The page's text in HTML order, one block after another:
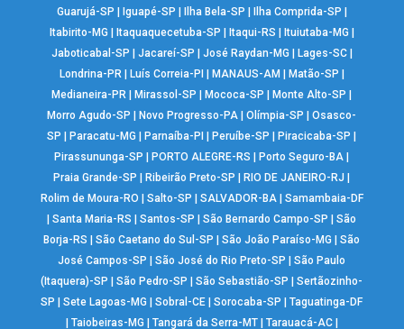
Guarujá-SP
Iguapé-SP Ilha Bela-SP Ilha Comprida-SP
Itabirito-MG
Itaquaquecetuba-SP Itaqui-RS Ituiutaba-MG
Jaboticabal-SP
Jacareí-SP José Raydan-MG Lages-SC|
Londrina-PR| Luís Correia-PI MANAUS-AM Matão-SP
Medianeira-PR
Mirassol-SP Mococa-SP Monte Alto-SP
Morro Agudo-SP
Novo Progresso-PA |Olímpia-SP |Osasco-
SP
Paracatu-MG Parnaíba-PI Peruíbe-SP Piracicaba-SP
Pirassununga-SP
PORTO ALEGRE-RS Porto Seguro-BA
Praia Grande-SP
Ribeirão Preto-SP RIO DE JANEIRO-RJ
Rolim de Moura-RO
Salto-SP SALVADOR-BA| Samambaia-DF
|Santa Maria-RS |Santos-SP |São Bernardo Campo-SP |São
Borja-RS
|São Caetano do Sul-SP |São João Paraíso-MG |São
José Campos-SP
|São José do Rio Preto-SP |São Paulo
(Itaquera)-SP
|São Pedro-SP |São Sebastião-SP |Sertãozinho-
SP
|Sete Lagoas-MG |Sobral-CE |Sorocaba-SP |Taguatinga-DF
Taiobeiras-MG Tangará da Serra-MT| Tarauacá-AC|